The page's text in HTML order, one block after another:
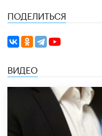
ПОДЕЛИТЬСЯ
ВИДЕО